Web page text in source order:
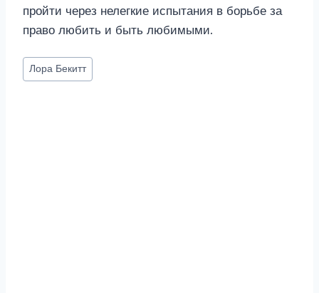
пройти через нелегкие испытания в борьбе за
право любить и быть любимыми.
Метки
записи:
Лора Бекитт